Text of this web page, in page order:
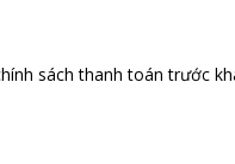
sách thanh toán trước